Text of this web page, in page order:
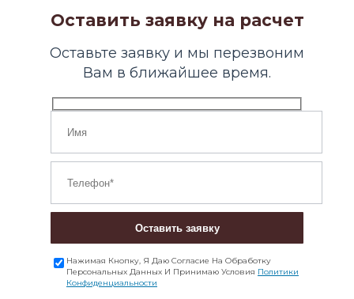
Оставить заявку на расчет
Оставьте заявку и мы перезвоним
Вам в ближайшее время.
Оставить заявку
Нажимая Кнопку, Я Даю Согласие На Обработку
Персональных Данных И Принимаю Условия Политики
Конфиденциальности